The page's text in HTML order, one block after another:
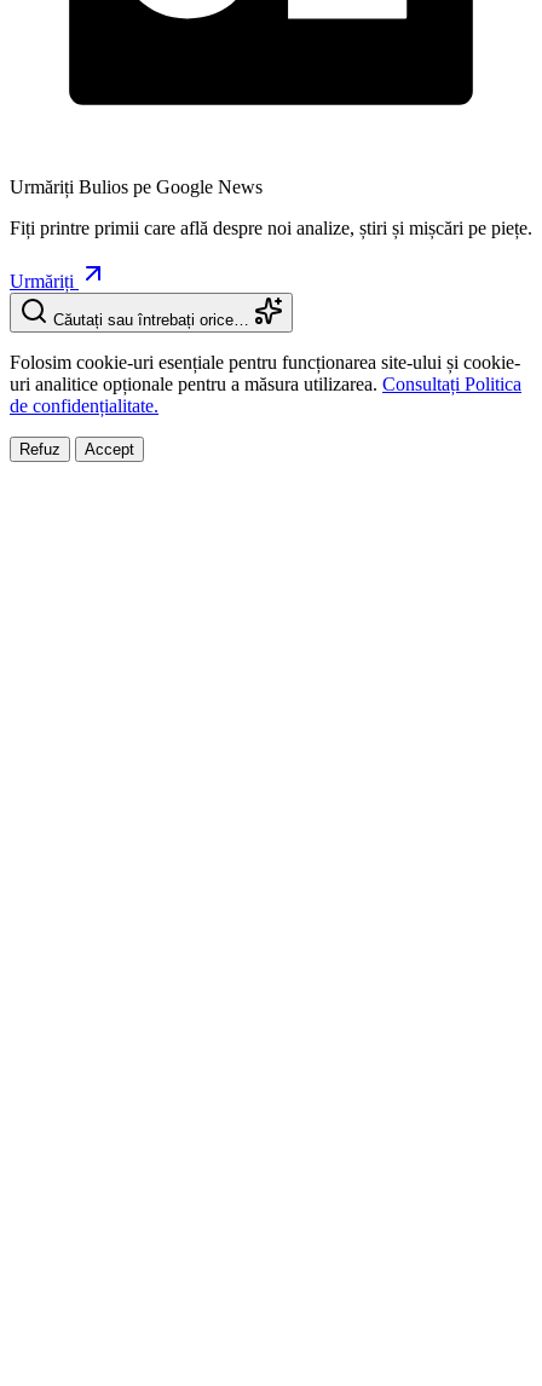
Urmăriți Bulios pe Google News
Fiți printre primii care află despre noi analize, știri și mișcări pe piețe.
Urmăriți
Căutați sau întrebați orice…
Folosim cookie-uri esențiale pentru funcționarea site-ului și cookie-
uri analitice opționale pentru a măsura utilizarea. Consultați Politica
de confidențialitate.
Refuz Accept